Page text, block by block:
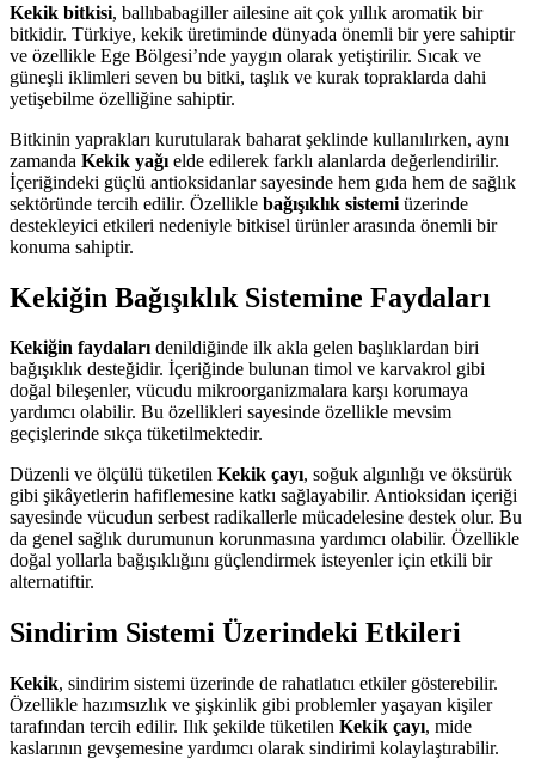
Kekik bitkisi, ballıbabagiller ailesine ait çok yıllık aromatik bir
bitkidir. Türkiye, kekik üretiminde dünyada önemli bir yere sahiptir
ve özellikle Ege Bölgesi’nde yaygın olarak yetiştirilir. Sıcak ve
güneşli iklimleri seven bu bitki, taşlık ve kurak topraklarda dahi
yetişebilme özelliğine sahiptir.
Bitkinin yaprakları kurutularak baharat şeklinde kullanılırken, aynı
zamanda Kekik yağı elde edilerek farklı alanlarda değerlendirilir.
İçeriğindeki güçlü antioksidanlar sayesinde hem gıda hem de sağlık
sektöründe tercih edilir. Özellikle bağışıklık sistemi üzerinde
destekleyici etkileri nedeniyle bitkisel ürünler arasında önemli bir
konuma sahiptir.
Kekiğin Bağışıklık Sistemine Faydaları
Kekiğin faydalarıdenildiğinde ilk akla gelen başlıklardan biri
bağışıklık desteğidir. İçeriğinde bulunan timol ve karvakrol gibi
doğal bileşenler, vücudu mikroorganizmalara karşı korumaya
yardımcı olabilir. Bu özellikleri sayesinde özellikle mevsim
geçişlerinde sıkça tüketilmektedir.
Düzenli ve ölçülü tüketilen Kekik çayı, soğuk algınlığı ve öksürük
gibi şikâyetlerin hafiflemesine katkı sağlayabilir. Antioksidan içeriği
sayesinde vücudun serbest radikallerle mücadelesine destek olur. Bu
da genel sağlık durumunun korunmasına yardımcı olabilir. Özellikle
doğal yollarla bağışıklığını güçlendirmek isteyenler için etkili bir
alternatiftir.
Sindirim Sistemi Üzerindeki Etkileri
Kekik, sindirim sistemi üzerinde de rahatlatıcı etkiler gösterebilir.
Özellikle hazımsızlık ve şişkinlik gibi problemler yaşayan kişiler
tarafından tercih edilir. Ilık şekilde tüketilen Kekik çayı, mide
kaslarının gevşemesine yardımcı olarak sindirimi kolaylaştırabilir.